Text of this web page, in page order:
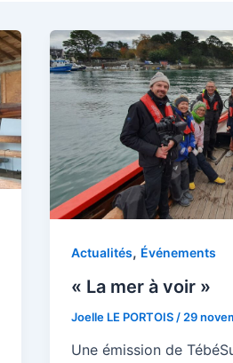
Actualités, Événements
« La mer à voir »
Joelle LE PORTOIS / 29
Une émission de